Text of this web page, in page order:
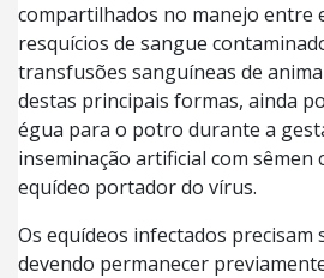
compartilhados no manejo entre
resquícios de sangue
transfusões sanguíneas de
destas principais formas, ainda
égua para o potro durante a
inseminação artificial com sêmen
equídeo portador do vírus.
Os equídeos infectados precisam
devendo permanecer